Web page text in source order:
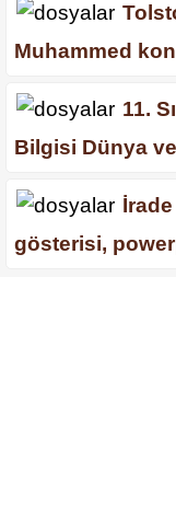
Muhammed
11.
Bilgisi Dünya
gösterisi,